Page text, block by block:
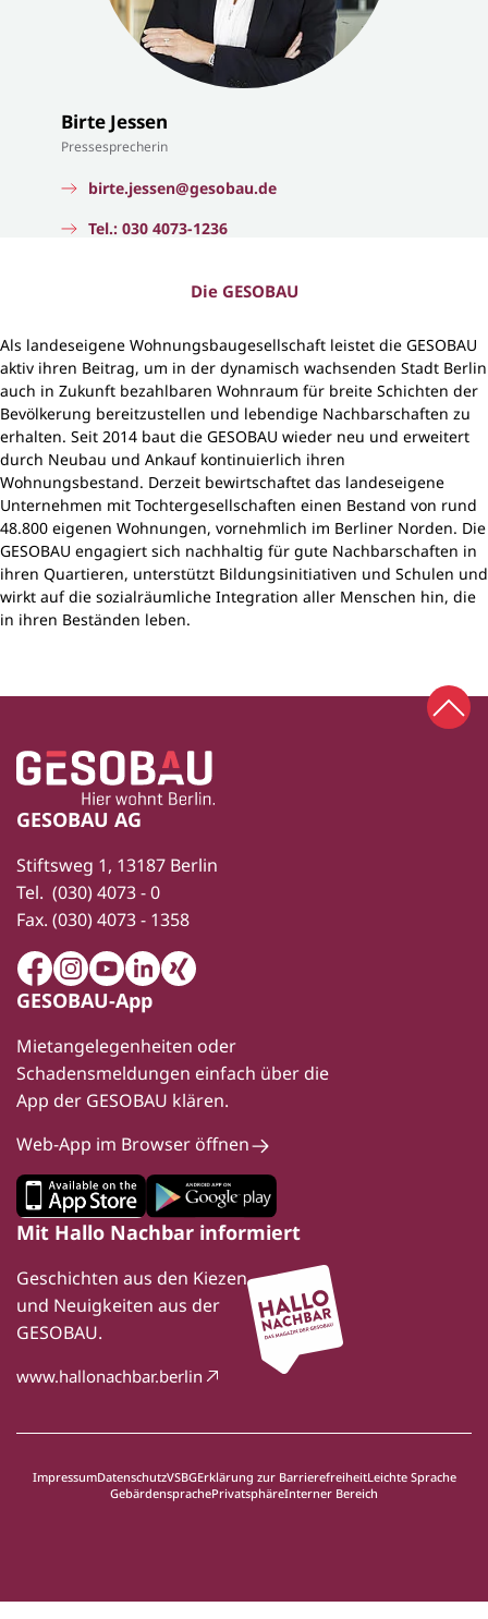
Birte Jessen
Pressesprecherin
birte.jessen@gesobau.de
Tel.: 030 4073-1236
Die GESOBAU
Als landeseigene Wohnungsbaugesellschaft leistet die GESOBAU
aktiv ihren Beitrag, um in der dynamisch wachsenden Stadt Berlin
auch in Zukunft bezahlbaren Wohnraum für breite Schichten der
Bevölkerung bereitzustellen und lebendige Nachbarschaften zu
erhalten. Seit 2014 baut die GESOBAU wieder neu und erweitert
durch Neubau und Ankauf kontinuierlich ihren
Wohnungsbestand. Derzeit bewirtschaftet das landeseigene
Unternehmen mit Tochtergesellschaften einen Bestand von rund
48.800 eigenen Wohnungen, vornehmlich im Berliner Norden. Die
GESOBAU engagiert sich nachhaltig für gute Nachbarschaften in
ihren Quartieren, unterstützt Bildungsinitiativen und Schulen und
wirkt auf die sozialräumliche Integration aller Menschen hin, die
in ihren Beständen leben.
Fußbereich
Zur Startseite
GESOBAU AG
Stiftsweg 1, 13187 Berlin
Tel. (030) 4073 - 0
Fax. (030) 4073 - 1358
FacebookInstagram
YoutubeLinkedIn
Xing
GESOBAU-App
Mietangelegenheiten oder
Schadensmeldungen einfach über die
App der GESOBAU klären.
Web-App im Browser öffnen
Mit Hallo Nachbar informiert
Geschichten aus den Kiezen
und Neuigkeiten aus der
GESOBAU.
www.hallonachbar.berlin
ImpressumDatenschutzVSBGErklärung zur BarrierefreiheitLeichte Sprache
GebärdensprachePrivatsphäreInterner Bereich